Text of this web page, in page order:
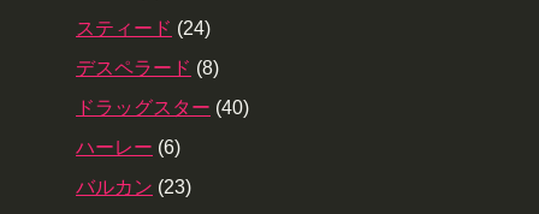
スティード (24)
デスペラード (8)
ドラッグスター (40)
ハーレー (6)
バルカン (23)